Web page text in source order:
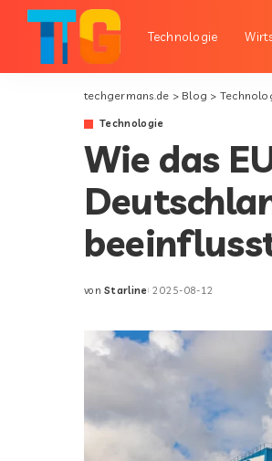
Technologie
techgermans.de > Blog >
Technologie
Wie das
von Starline 2025-08-12